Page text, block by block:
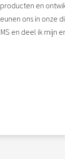
en
ons in onze
en deel ik mijn